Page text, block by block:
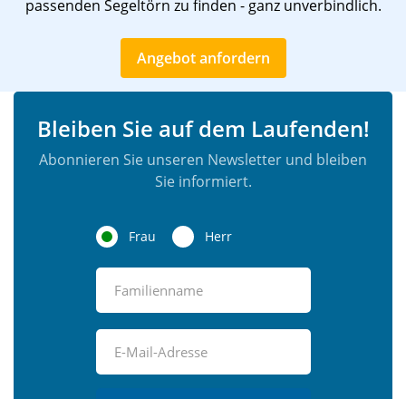
passenden Segeltörn zu finden - ganz unverbindlich.
Angebot anfordern
Bleiben Sie auf dem Laufenden!
Abonnieren Sie unseren Newsletter und bleiben
Sie informiert.
Frau Herr